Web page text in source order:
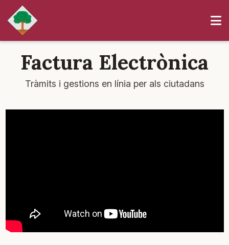
Factura Electrònica
Tràmits i gestions en línia per als ciutadans